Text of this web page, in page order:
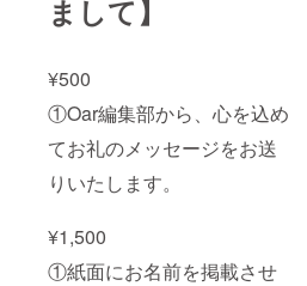
まして】
¥500
①Oar編集部から、心を込め
てお礼のメッセージをお送
りいたします。
¥1,500
①紙面にお名前を掲載させ